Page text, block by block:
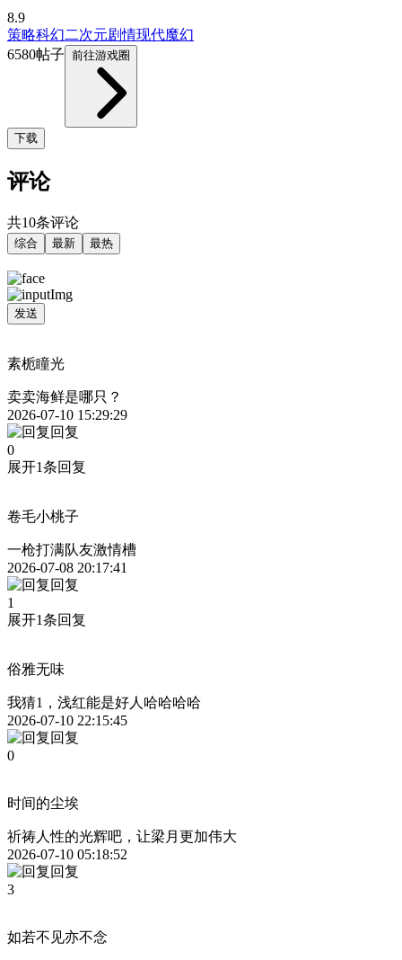
8.9
策略科幻二次元剧情现代魔幻
6580帖子 前往游戏圈
下载
评论
共10条评论
综合 最新 最热
发送
素栀瞳光
卖卖海鲜是哪只？
2026-07-10 15:29:29
回复
0
展开1条回复
卷毛小桃子
一枪打满队友激情槽
2026-07-08 20:17:41
回复
1
展开1条回复
俗雅无味
我猜1，浅红能是好人哈哈哈哈
2026-07-10 22:15:45
回复
0
时间的尘埃
祈祷人性的光辉吧，让梁月更加伟大
2026-07-10 05:18:52
回复
3
如若不见亦不念